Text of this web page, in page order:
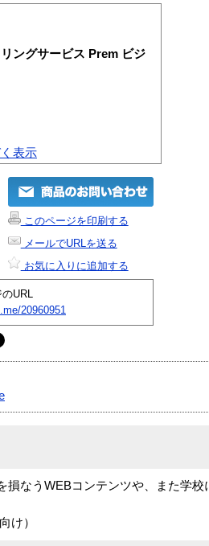
ングサービス Prem ビジ
表示
このページを印刷する
メールでURLを送る
お気に入りに追加する
URL
20960951
なうWEBコンテンツや、また学校
け）